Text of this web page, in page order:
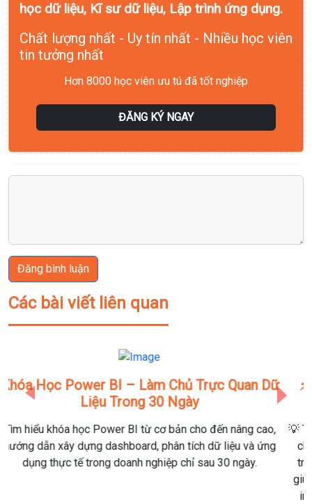
học dữ liệu, Kĩ sư dữ liệu, Lập trình ứng dụng.
Chất lượng nhất - Uy tín nhất - Nhiều học viên
tin tưởng nhất
Hơn 8000 học viên ưu tú đã tốt nghiệp
ĐĂNG KÝ NGAY
Đăng bình luận
Các bài viết liên quan
⚡ Power BI – Vũ Khí Trực Quan Hóa Dữ Liệu
Của Kỷ Nguyên Doanh Nghiệp Số
💡 Trong kỷ nguyên “data is the new oil”, doanh nghiệp không
chỉ cần thu thập dữ liệu — mà phải hiểu và hành động dựa
trên dữ liệu. Power BI chính là “trạm điều khiển trung tâm”
giúp lãnh đạo, marketer, hay data analyst biến con số thành
Previous